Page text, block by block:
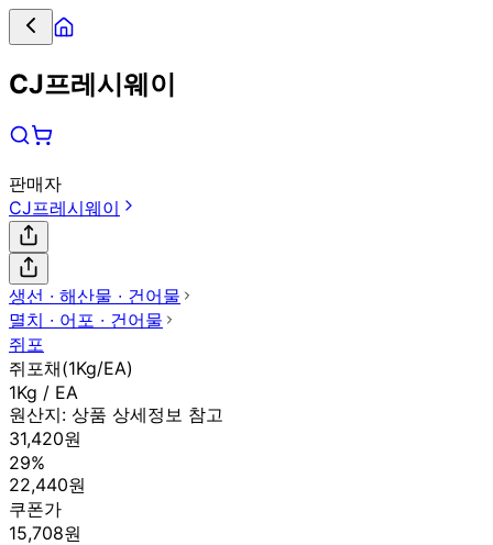
CJ프레시웨이
판매자
CJ프레시웨이
생선 ∙ 해산물 ∙ 건어물
멸치 ∙ 어포 ∙ 건어물
쥐포
쥐포채(1Kg/EA)
1Kg / EA
원산지: 상품 상세정보 참고
31,420원
29%
22,440원
쿠폰가
15,708원